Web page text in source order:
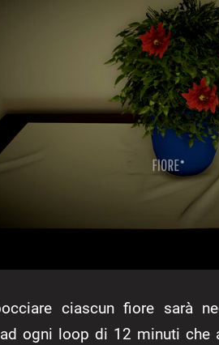
ciascun fiore sarà
ogni loop di 12 minuti che